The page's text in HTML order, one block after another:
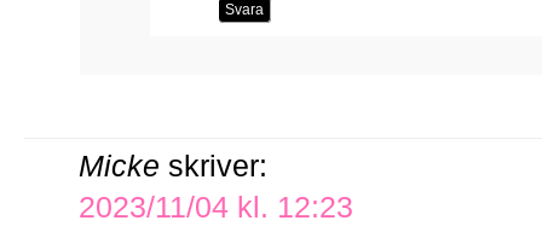
Svara
Micke skriver:
2023/11/04 kl. 12:23